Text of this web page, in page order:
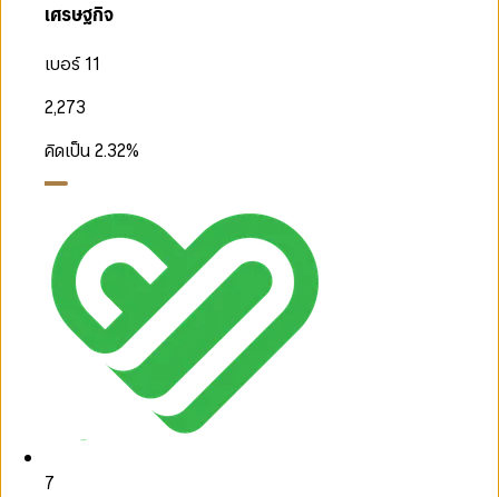
เศรษฐกิจ
เบอร์ 11
2,273
คิดเป็น2.32%
7